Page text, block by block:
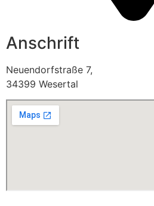
Anschrift
Neuendorfstraße 7,
34399 Wesertal